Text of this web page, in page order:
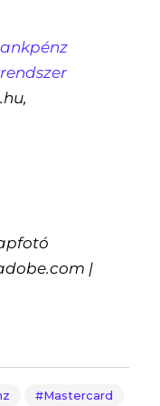
|
Mastercard